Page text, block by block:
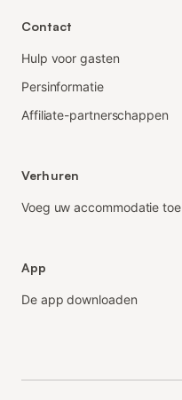
Contact
Hulp voor gasten
Persinformatie
Affiliate-partnerschappen
Verhuren
Voeg uw accommodatie toe
App
De app downloaden